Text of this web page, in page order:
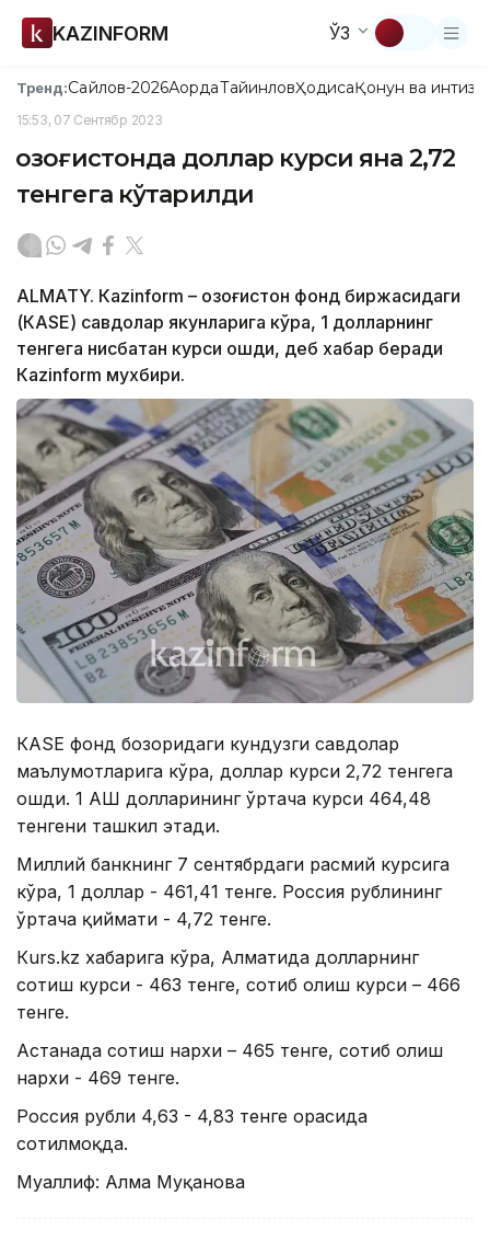
KAZINFORM ЎЗ
Тренд:Сайлов-2026АқордаТайинловҲодисаҚонун ва
15:53, 07 Сентябр 2023
Қозоғистонда доллар курси яна 2,72
тенгега кўтарилди
ALMATY. Кazinform – Қозоғистон фонд биржасидаги
(КАSЕ) савдолар якунларига кўра, 1 долларнинг
тенгега нисбатан курси ошди, деб хабар беради
Кazinform мухбири.
КАSЕ фонд бозоридаги кундузги савдолар
маълумотларига кўра, доллар курси 2,72 тенгега
ошди. 1 АҚШ долларининг ўртача курси 464,48
тенгени ташкил этади.
Миллий банкнинг 7 сентябрдаги расмий курсига
кўра, 1 доллар - 461,41 тенге. Россия рублининг
ўртача қиймати - 4,72 тенге.
Кurs.kz хабарига кўра, Алматида долларнинг
сотиш курси - 463 тенге, сотиб олиш курси – 466
тенге.
Астанада сотиш нархи – 465 тенге, сотиб олиш
нархи - 469 тенге.
Россия рубли 4,63 - 4,83 тенге орасида
сотилмоқда.
Муаллиф: Алма Муқанова